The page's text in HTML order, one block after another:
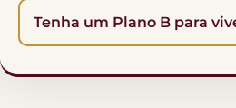
Tenha um Plano B para